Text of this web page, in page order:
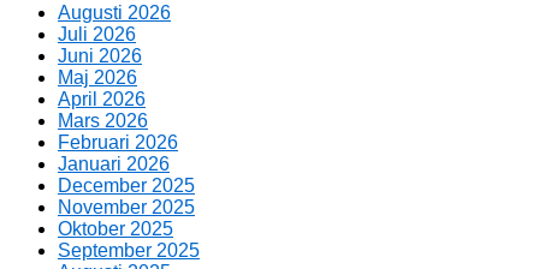
Augusti 2026
Juli 2026
Juni 2026
Maj 2026
April 2026
Mars 2026
Februari 2026
Januari 2026
December 2025
November 2025
Oktober 2025
September 2025